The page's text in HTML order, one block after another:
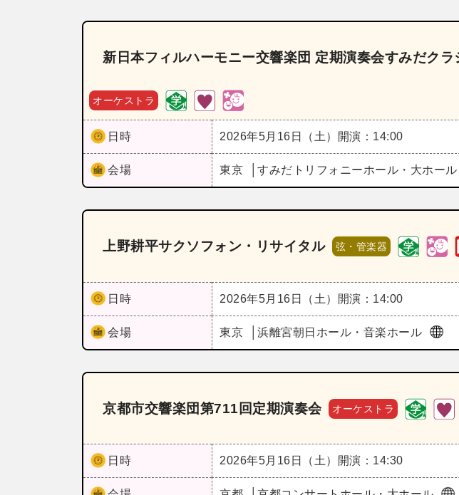
新日本フィルハーモニー交響楽団 定期演奏会すみだクラ
オーケストラ
日時 2026年5月16日（土） 開演：14:00
会場 東京 すみだトリフォニーホール・大ホール
上野耕平サクソフォン・リサイタル 弦・管楽器
日時 2026年5月16日（土） 開演：14:00
会場 東京 浜離宮朝日ホール・音楽ホール
京都市交響楽団第711回定期演奏会 オーケストラ
日時 2026年5月16日（土） 開演：14:30